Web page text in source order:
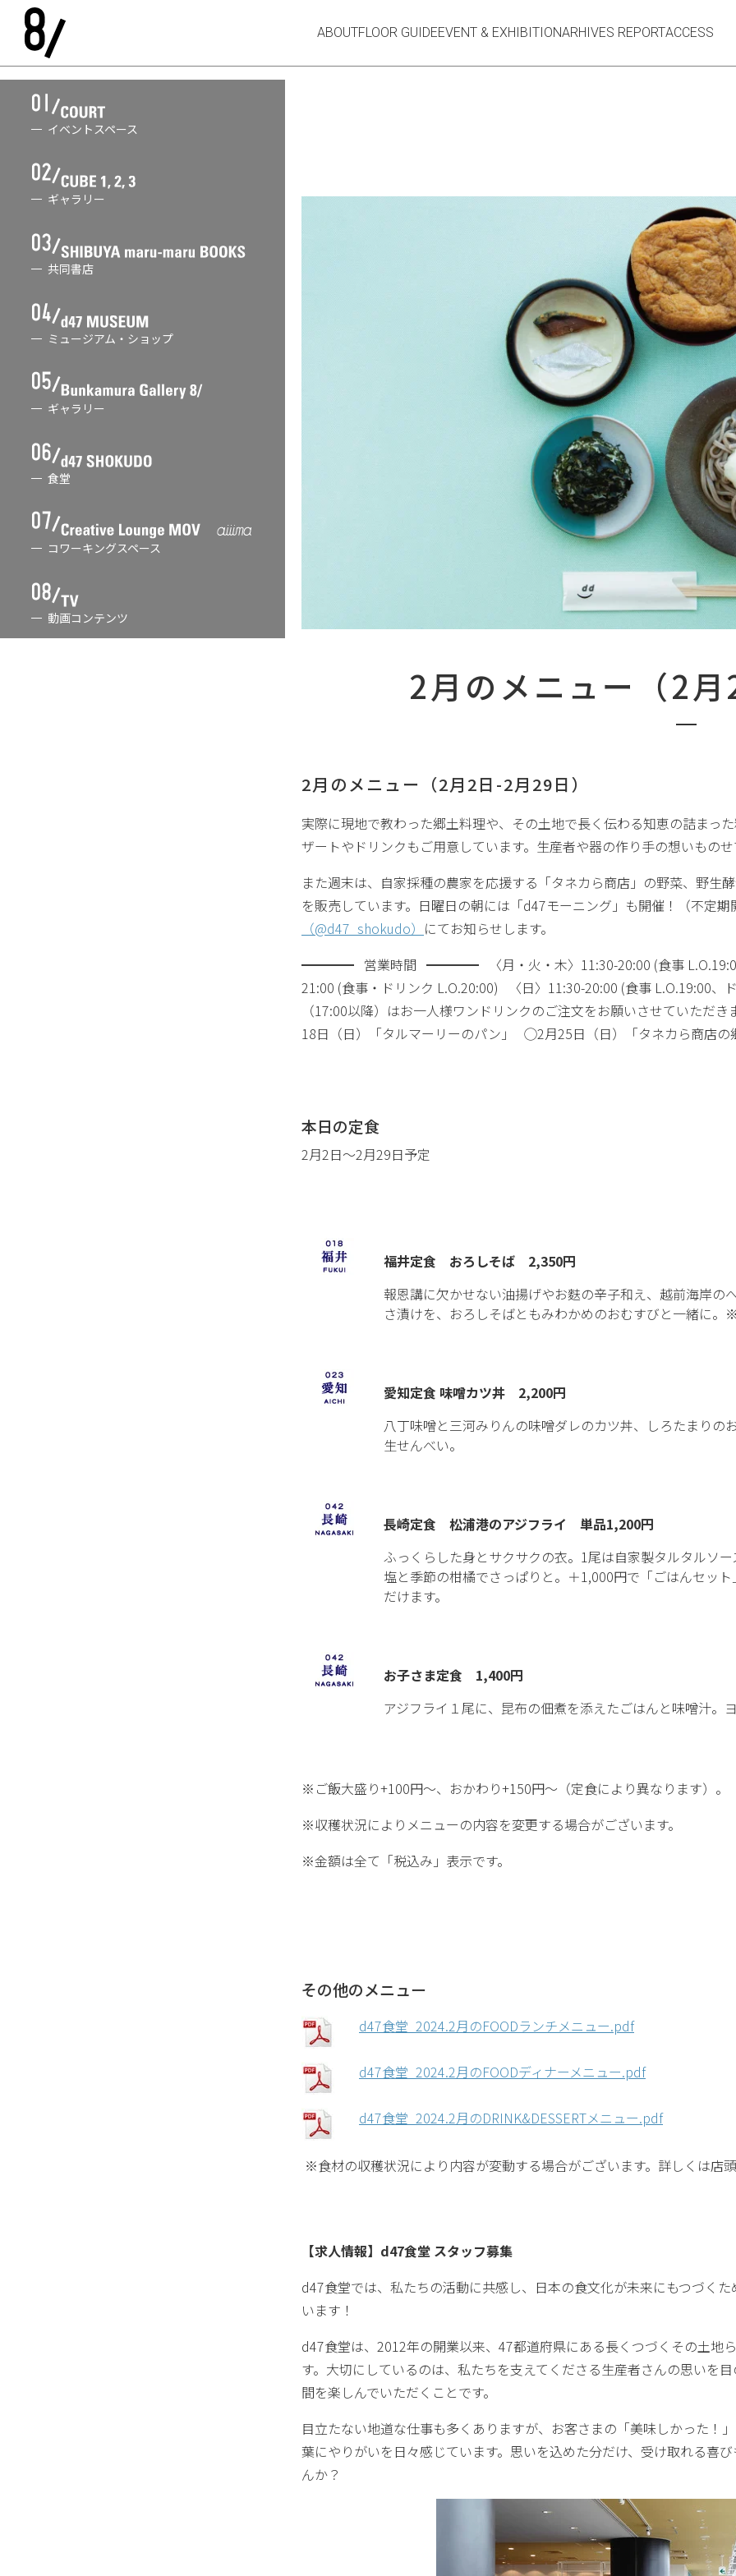
ABOUTFLOOR GUIDEEVENT & EXHIBITIONARHIVES REPORTACCESS
イベントスペース
ギャラリー
共同書店
ミュージアム・ショップ
ギャラリー
食堂
コワーキングスペース
動画コンテンツ
2月のメニュー（2
2月のメニュー（2月2日-2月29日）
実際に現地で教わった郷土料理や、その土地で長く伝わる知恵の詰まっ
ザートやドリンクもご用意しています。生産者や器の作り手の想いもの
また週末は、自家採種の農家を応援する「タネカら商店」の野菜、野生
を販売しています。日曜日の朝には「d47モーニング」も開催！（不定
（@d47_shokudo） にてお知らせします。
━━━━ 営業時間 ━━━━ 〈月・火・木〉11:30-20:00 (食事 L.O.19:00
21:00 (食事・ドリンク L.O.20:00) 〈日〉11:30-20:00 (食事 L.O.19:00
（17:00以降）はお一人様ワンドリンクのご注文をお願いさせていた
18日（日）「タルマーリーのパン」 ◯2月25日（日）「タネカら商店
本日の定食
2月2日〜2月29日予定
福井定食 おろしそば 2,350円
報恩講に欠かせない油揚げやお麩の辛子和え、越前海岸の
さ漬けを、おろしそばともみわかめのおむすびと一緒に。
愛知定食 味噌カツ丼 2,200円
八丁味噌と三河みりんの味噌ダレのカツ丼、しろたまりの
生せんべい。
長崎定食 松浦港のアジフライ 単品1,200円
ふっくらした身とサクサクの衣。1尾は自家製タルタルソ
塩と季節の柑橘でさっぱりと。＋1,000円で「ごはんセッ
だけます。
お子さま定食 1,400円
アジフライ１尾に、昆布の佃煮を添えたごはんと味噌汁。
※ご飯大盛り+100円〜、おかわり+150円〜（定食により異なります）。
※収穫状況によりメニューの内容を変更する場合がございます。
※金額は全て「税込み」表示です。
その他のメニュー
d47食堂_2024.2月のFOODランチメニュー.pdf
d47食堂_2024.2月のFOODディナーメニュー.pdf
d47食堂_2024.2月のDRINK&DESSERTメニュー.pdf
※食材の収穫状況により内容が変動する場合がございます。詳しくは店
【求人情報】d47食堂 スタッフ募集
d47食堂では、私たちの活動に共感し、日本の食文化が未来にもつづく
います！
d47食堂は、2012年の開業以来、47都道府県にある長くつづくその土地
す。大切にしているのは、私たちを支えてくださる生産者さんの思いを
間を楽しんでいただくことです。
目立たない地道な仕事も多くありますが、お客さまの「美味しかった！
葉にやりがいを日々感じています。思いを込めた分だけ、受け取れる喜
んか？